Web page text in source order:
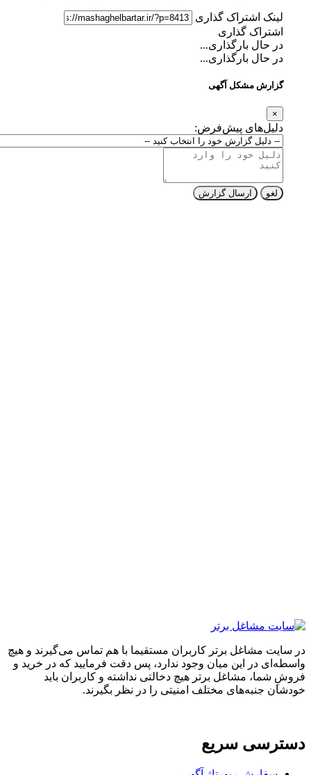
لینک اشتراک گذاری
اشتراک گذاری
در حال بارگذاری...
در حال بارگذاری...
گزارش مشکل آگهی
دلیل‌های پیش‌فرض:
ارسال گزارش
مشاغل برتر کاربران مستقیما با هم تماس می‌گیرند و هیچ
در این میان وجود ندارد، پس دقت فرمایید که در خرید و
شما، مشاغل برتر هیچ دخالتی نداشته و کاربران باید
جنبه‌های مختلف امنیتی را در نظر بگیرند.
سریع